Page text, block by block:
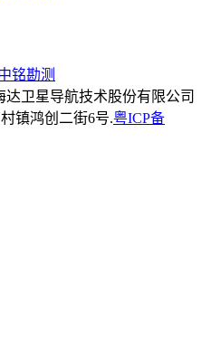
铭勘测
卫星导航技术股份有限公司
镇鸿创二街6号.粤ICP备